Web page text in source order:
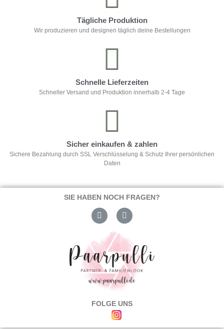
Tägliche Produktion
Wir produzieren und designen täglich deine Bestellungen
Schnelle Lieferzeiten
Schneller Versand und Produktion innerhalb 2-4 Tage
Sicher einkaufen & zahlen
Sichere Bezahlung durch SSL Verschlüsselung & Schutz Ihrer persönlichen
Daten
SIE HABEN NOCH FRAGEN?
FOLGE UNS